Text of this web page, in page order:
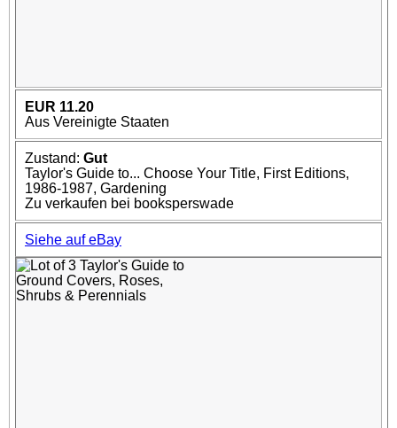
EUR 11.20
Aus Vereinigte Staaten
Zustand: Gut
Taylor's Guide to... Choose Your Title, First Editions,
1986-1987, Gardening
Zu verkaufen bei booksperswade
Siehe auf eBay